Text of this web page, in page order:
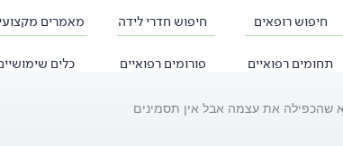
חיפוש רופאים חיפוש חדרי לידה מאמרים
תחומים רפואיים פורומים רפואיים כלים
שהכפילה את עצמה אבל אין תסמינים